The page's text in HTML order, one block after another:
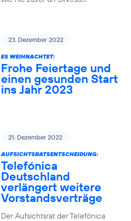
23. Dezember 2022
ES WEIHNACHTET:
Frohe Feiertage und
einen gesunden Start
ins Jahr 2023
21. Dezember 2022
AUFSICHTSRATSENTSCHEIDUNG:
Telefónica
Deutschland
verlängert weitere
Vorstandsverträge
Der Aufsichtsrat der Telefónica